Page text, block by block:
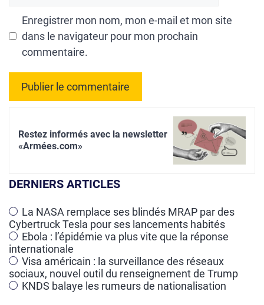
Enregistrer mon nom, mon e-mail et mon site
dans le navigateur pour mon prochain
commentaire.
r
a
t
i
v
e
:
Restez informés avec la newsletter
«Armées.com»
DERNIERS ARTICLES
La NASA remplace ses blindés MRAP par des
Cybertruck Tesla pour ses lancements habités
Ebola : l’épidémie va plus vite que la réponse
internationale
Visa américain : la surveillance des réseaux
sociaux, nouvel outil du renseignement de Trump
KNDS balaye les rumeurs de nationalisation